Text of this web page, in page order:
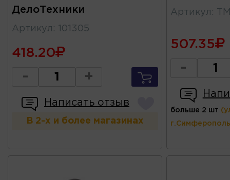
ДелоТехники
Артикул : 101305
418.20
- +
Написать отзыв
В 2-х и более магазинах
Артикул :
507.35
-
больше 2 шт